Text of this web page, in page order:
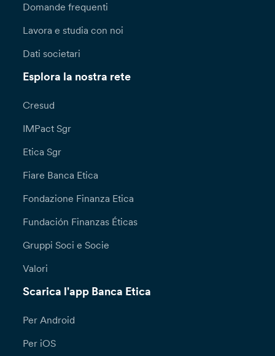
Domande frequenti
Lavora e studia con noi
Dati societari
Esplora la nostra rete
Cresud
IMPact Sgr
Etica Sgr
Fiare Banca Etica
Fondazione Finanza Etica
Fundación Finanzas Éticas
Gruppi Soci e Socie
Valori
Scarica l'app Banca Etica
Per Android
Per iOS